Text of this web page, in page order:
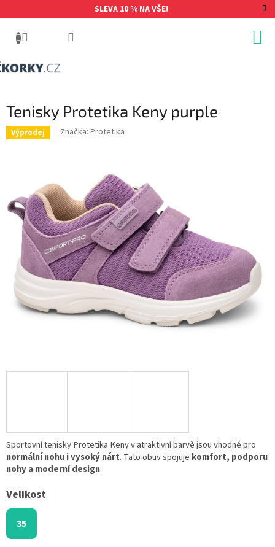
na
SLEVA 10 % NA VŠE!
Tenisky Protetika Keny purple
Výprodej Značka: Protetika
Velikost
35
Sportovní tenisky Protetika Keny v atraktivní barvě jsou vhodné pro
normální nohu i vysoký nárt. Tato obuv spojuje komfort, podporu
nohy a moderní design.